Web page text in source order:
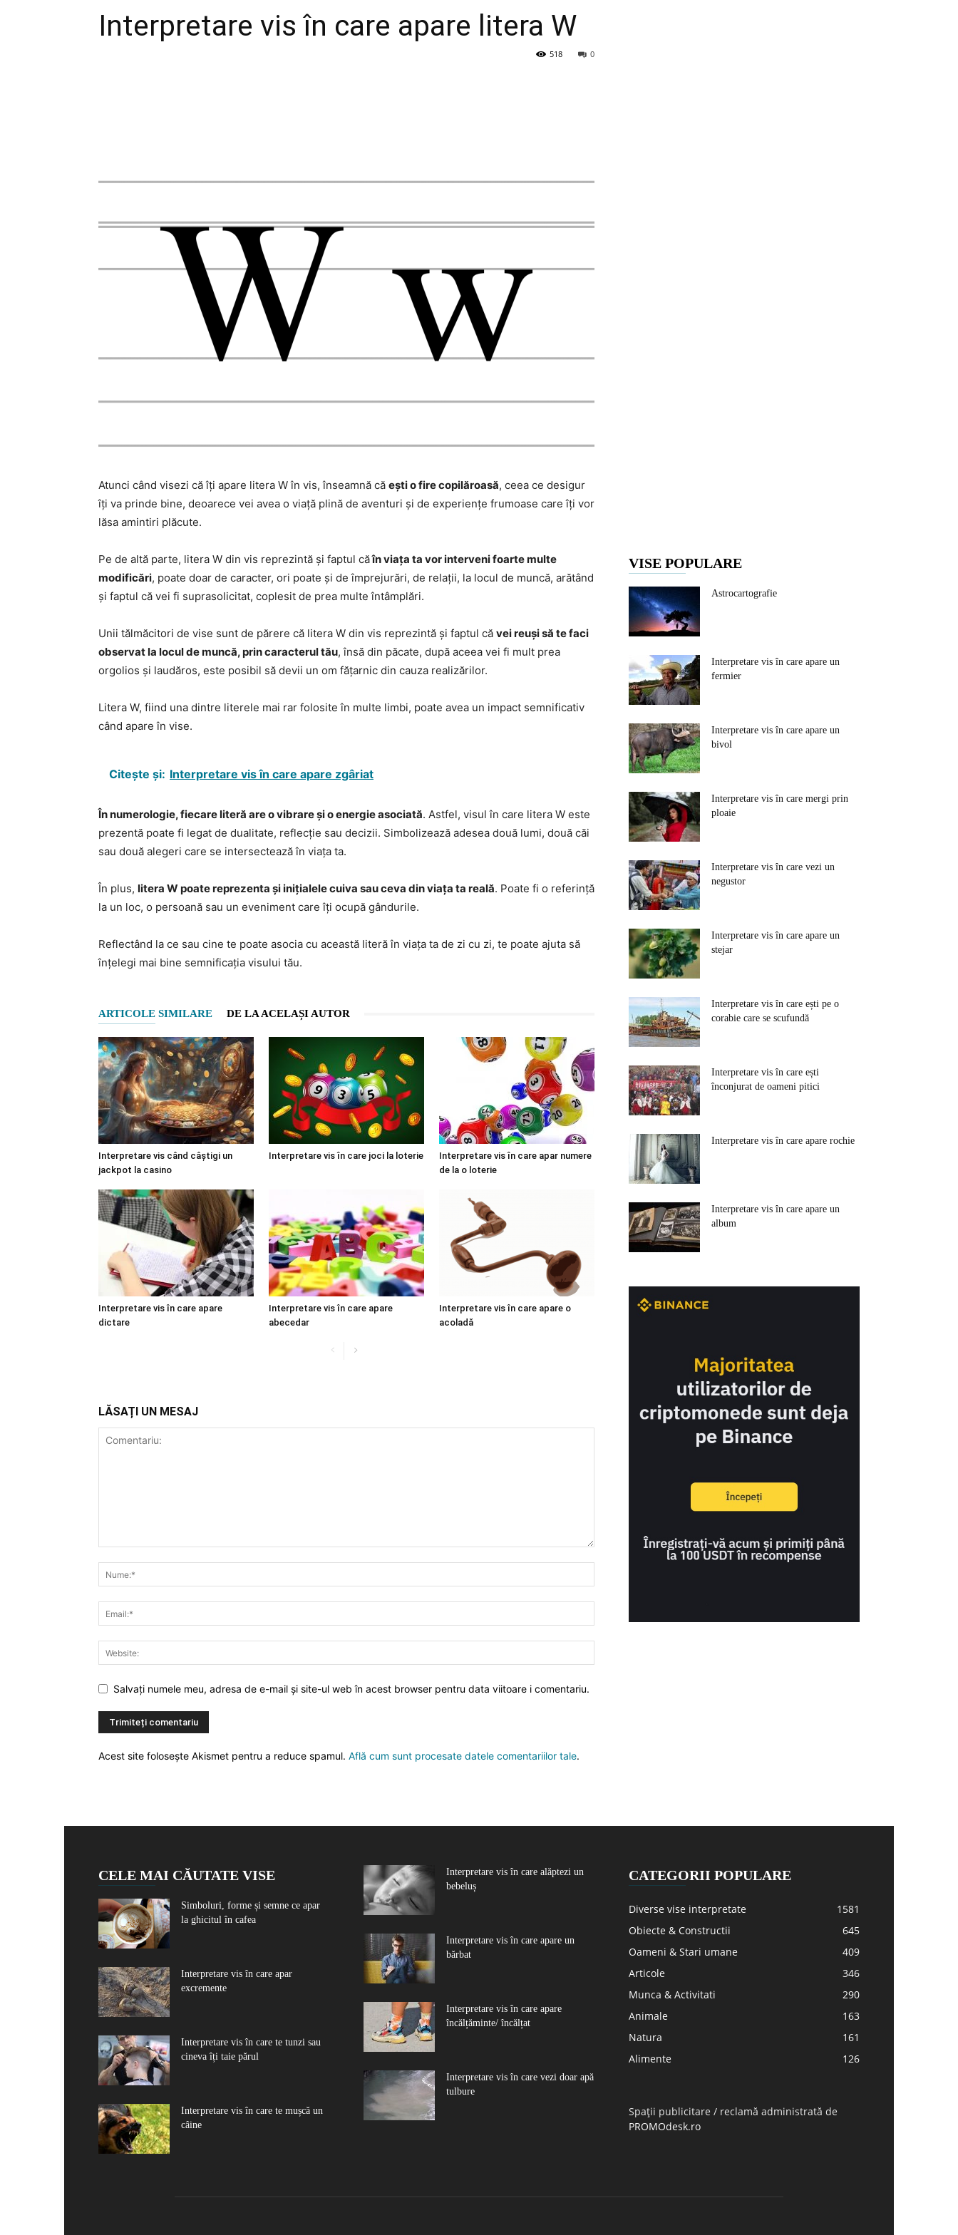
Interpretare vis în care apare litera W
0
518
Atunci când visezi că îți apare litera W în vis, înseamnă că ești o fire copilăroasă, ceea ce desigur
îți va prinde bine, deoarece vei avea o viață plină de aventuri și de experiențe frumoase care îți vor
lăsa amintiri plăcute.
Pe de altă parte, litera W din vis reprezintă și faptul căîn viața ta vor interveni foarte multe
modificări, poate doar de caracter, ori poate și de împrejurări, de relații, la locul de muncă, arătând
și faptul că vei fi suprasolicitat, coplesit de prea multe întâmplări.
Unii tălmăcitori de vise sunt de părere că litera W din vis reprezintă și faptul că vei reuși să te faci
observat la locul de muncă, prin caracterul tău, însă din păcate, după aceea vei fi mult prea
orgolios și laudăros, este posibil să devii un om fățarnic din cauza realizărilor.
Litera W, fiind una dintre literele mai rar folosite în multe limbi, poate avea un impact semnificativ
când apare în vise.
Citește și: Interpretare vis în care apare zgâriat
În numerologie, fiecare literă are o vibrare și o energie asociată. Astfel, visul în care litera W este
prezentă poate fi legat de dualitate, reflecție sau decizii. Simbolizează adesea două lumi, două căi
sau două alegeri care se intersectează în viața ta.
În plus, litera W poate reprezenta și inițialele cuiva sau ceva din viața ta reală. Poate fi o referință
la un loc, o persoană sau un eveniment care îți ocupă gândurile.
Reflectând la ce sau cine te poate asocia cu această literă în viața ta de zi cu zi, te poate ajuta să
înțelegi mai bine semnificația visului tău.
ARTICOLE SIMILARE DE LA ACELAȘI AUTOR
Interpretare vis când câștigi un
jackpot la casino
Interpretare vis în care joci la loterie
Interpretare vis în care apar numere
de la o loterie
Interpretare vis în care apare
dictare
Interpretare vis în care apare
abecedar
Interpretare vis în care apare o
acoladă
LĂSAȚI UN MESAJ
Salvați numele meu, adresa de e-mail și site-ul web în acest browser pentru data viitoare i comentariu.
Acest site folosește Akismet pentru a reduce spamul. Află cum sunt procesate datele comentariilor tale.
VISE POPULARE
Astrocartografie
Interpretare vis în care apare un
fermier
Interpretare vis în care apare un
bivol
Interpretare vis în care mergi prin
ploaie
Interpretare vis în care vezi un
negustor
Interpretare vis în care apare un
stejar
Interpretare vis în care ești pe o
corabie care se scufundă
Interpretare vis în care ești
înconjurat de oameni pitici
Interpretare vis în care apare rochie
Interpretare vis în care apare un
album
CELE MAI CĂUTATE VISE
Simboluri, forme și semne ce apar
la ghicitul în cafea
Interpretare vis în care apar
excremente
Interpretare vis în care te tunzi sau
cineva îți taie părul
Interpretare vis în care te mușcă un
câine
Interpretare vis în care alăptezi un
bebeluș
Interpretare vis în care apare un
bărbat
Interpretare vis în care apare
încălțăminte/ încălțat
Interpretare vis în care vezi doar apă
tulbure
CATEGORII POPULARE
Diverse vise interpretate
1581
Obiecte & Constructii
645
Oameni & Stari umane
409
Articole
346
Munca & Activitati
290
Animale
163
Natura
161
Alimente
126
Spații publicitare / reclamă administrată de
PROMOdesk.ro